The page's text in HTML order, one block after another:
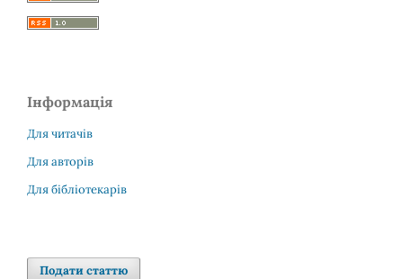
Інформація
Для читачів
Для авторів
Для бібліотекарів
Подати статтю